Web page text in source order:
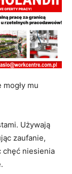
mu
Używają
zaufanie,
chęć niesienia